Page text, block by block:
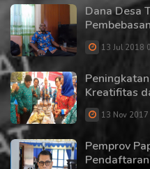
Dana Desa
13 Jul 2018
Kreatifitas
13 Nov
Pemprov